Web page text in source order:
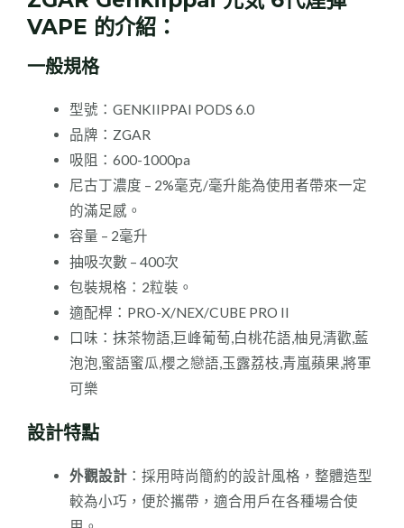
VAPE 的介紹：
一般規格
型號：GENKIIPPAI PODS 6.0
品牌：ZGAR
吸阻：600-1000pa
尼古丁濃度 – 2%毫克/毫升能為使用者帶來一定
的滿足感。
容量 – 2毫升
抽吸次數 – 400次
包裝規格：2粒裝。
適配桿：PRO-X/NEX/CUBE PRO II
口味：抹茶物語,巨峰葡萄,白桃花語,柚見清歡,藍
泡泡,蜜語蜜瓜,櫻之戀語,玉露荔枝,青嵐蘋果,將軍
可樂
設計特點
外觀設計：採用時尚簡約的設計風格，整體造型
較為小巧，便於攜帶，適合用戶在各種場合使